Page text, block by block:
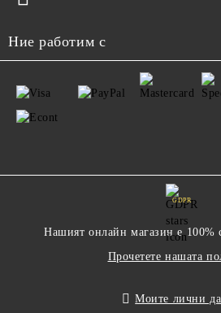
Ние работим с
GDPR
Нашият онлайн магазин е 100%
Прочетете нашата
Моите лични